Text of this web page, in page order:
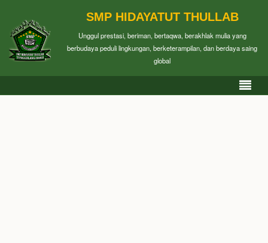
SMP HIDAYATUT THULLAB
Unggul prestasi, beriman, bertaqwa, berakhlak mulia yang
berbudaya peduli lingkungan, berketerampilan, dan berdaya saing
global